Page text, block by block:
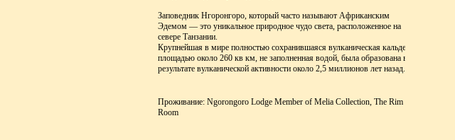
Заповедник Нгоронгоро, который часто называют Африканским
Эдемом — это уникальное природное чудо света, расположенное на
севере Танзании.
Крупнейшая в мире полностью сохранившаяся вулканическая кальдера
площадью около 260 кв км, не заполненная водой, была образована в
результате вулканической активности около 2,5 миллионов лет назад.
Проживание: Ngorongoro Lodge Member of Melia Collection, The Rim
Room